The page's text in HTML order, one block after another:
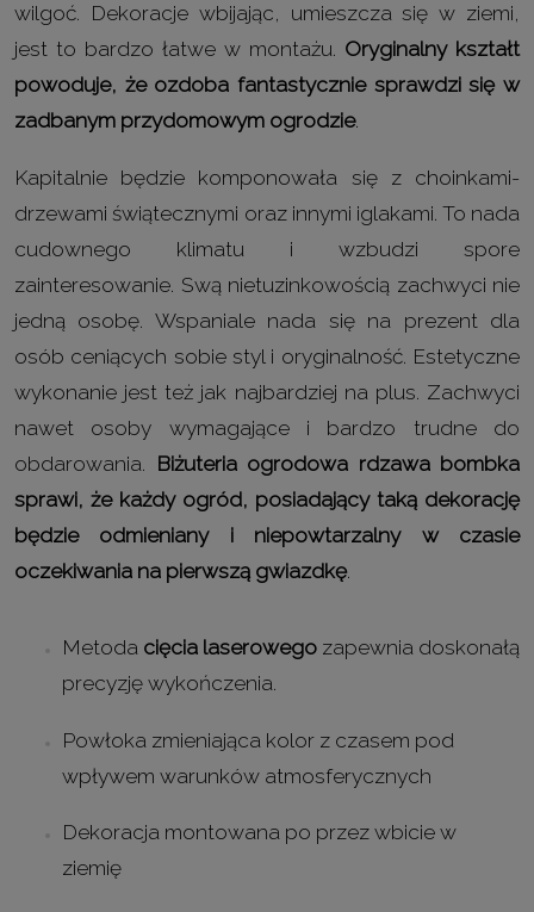
wilgoć. Dekoracje wbijając, umieszcza się w ziemi,
jest to bardzo łatwe w montażu. Oryginalny kształt
powoduje, że ozdoba fantastycznie sprawdzi się w
zadbanym przydomowym ogrodzie.
Kapitalnie będzie komponowała się z choinkami-
drzewami świątecznymi oraz innymi iglakami. To nada
cudownego klimatu i wzbudzi spore
zainteresowanie. Swą nietuzinkowością zachwyci nie
jedną osobę. Wspaniale nada się na prezent dla
osób ceniących sobie styl i oryginalność. Estetyczne
wykonanie jest też jak najbardziej na plus. Zachwyci
nawet osoby wymagające i bardzo trudne do
obdarowania.
Biżuteria ogrodowa rdzawa bombka
sprawi, że każdy ogród, posiadający taką dekorację
będzie odmieniany i niepowtarzalny w czasie
oczekiwania na pierwszą gwiazdkę.
Metoda cięcia laserowego zapewnia doskonałą
precyzję wykończenia.
Powłoka zmieniająca kolor z czasem pod
wpływem warunków atmosferycznych
Dekoracja montowana po przez wbicie w
ziemię